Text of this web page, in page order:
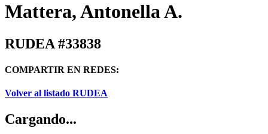
Mattera, Antonella A.
RUDEA #33838
COMPARTIR EN REDES:
Volver al listado RUDEA
Cargando...